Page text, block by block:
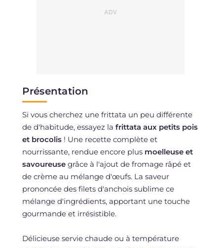
Présentation
Si vous cherchez une frittata un peu différente
de d'habitude, essayez la frittata aux petits pois
et brocolis! Une recette complète et
nourrissante, rendue encore plus moelleuse et
savoureusegrâce à l'ajout de fromage râpé et
de crème au mélange d'œufs. La saveur
prononcée des filets d'anchois sublime ce
mélange d'ingrédients, apportant une touche
gourmande et irrésistible.
Délicieuse servie chaude ou à température